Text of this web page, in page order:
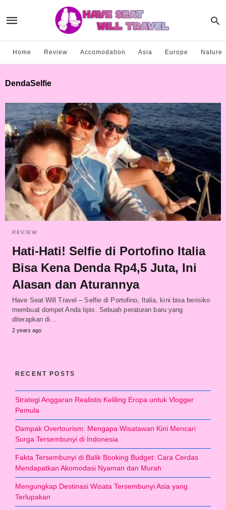
Home Review Accomodation Asia Europe Nature
DendaSelfie
REVIEW
Hati-Hati! Selfie di Portofino Italia
Bisa Kena Denda Rp4,5 Juta, Ini
Alasan dan Aturannya
Have Seat Will Travel – Selfie di Portofino, Italia, kini bisa berisiko
membuat dompet Anda tipis. Sebuah peraturan baru yang
diterapkan di…
2 years ago
RECENT POSTS
Strategi Anggaran Realistis Keliling Eropa untuk Vlogger
Pemula
Dampak Overtourism: Mengapa Wisatawan Kini Mencari
Surga Tersembunyi di Indonesia
Fakta Tersembunyi di Balik Booking Budget: Cara Cerdas
Mendapatkan Akomodasi Nyaman dan Murah
Mengungkap Destinasi Wisata Tersembunyi Asia yang
Terlupakan